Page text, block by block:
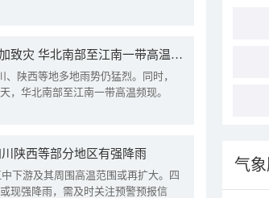
四川陕西等地需警惕降雨叠加致灾 华北南部至江南一带高温频现
陕西等地多地雨势仍猛烈。同时，
，华北南部至江南一带高温频现。
陕西等部分地区有强降雨
下游及其周围高温范围或再扩大。四
现强降雨，需及时关注预警预报信
气